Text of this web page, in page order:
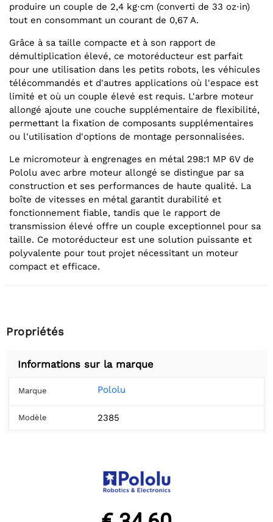
produire un couple de 2,4 kg⋅cm (converti de 33 oz⋅in)
tout en consommant un courant de 0,67 A.
Grâce à sa taille compacte et à son rapport de
démultiplication élevé, ce motoréducteur est parfait
pour une utilisation dans les petits robots, les véhicules
télécommandés et d'autres applications où l'espace est
limité et où un couple élevé est requis. L'arbre moteur
allongé ajoute une couche supplémentaire de flexibilité,
permettant la fixation de composants supplémentaires
ou l'utilisation d'options de montage personnalisées.
Le micromoteur à engrenages en métal 298:1 MP 6V de
Pololu avec arbre moteur allongé se distingue par sa
construction et ses performances de haute qualité. La
boîte de vitesses en métal garantit durabilité et
fonctionnement fiable, tandis que le rapport de
transmission élevé offre un couple exceptionnel pour sa
taille. Ce motoréducteur est une solution puissante et
polyvalente pour tout projet nécessitant un moteur
compact et efficace.
Propriétés
Informations sur la marque
Marque Pololu
Modèle 2385